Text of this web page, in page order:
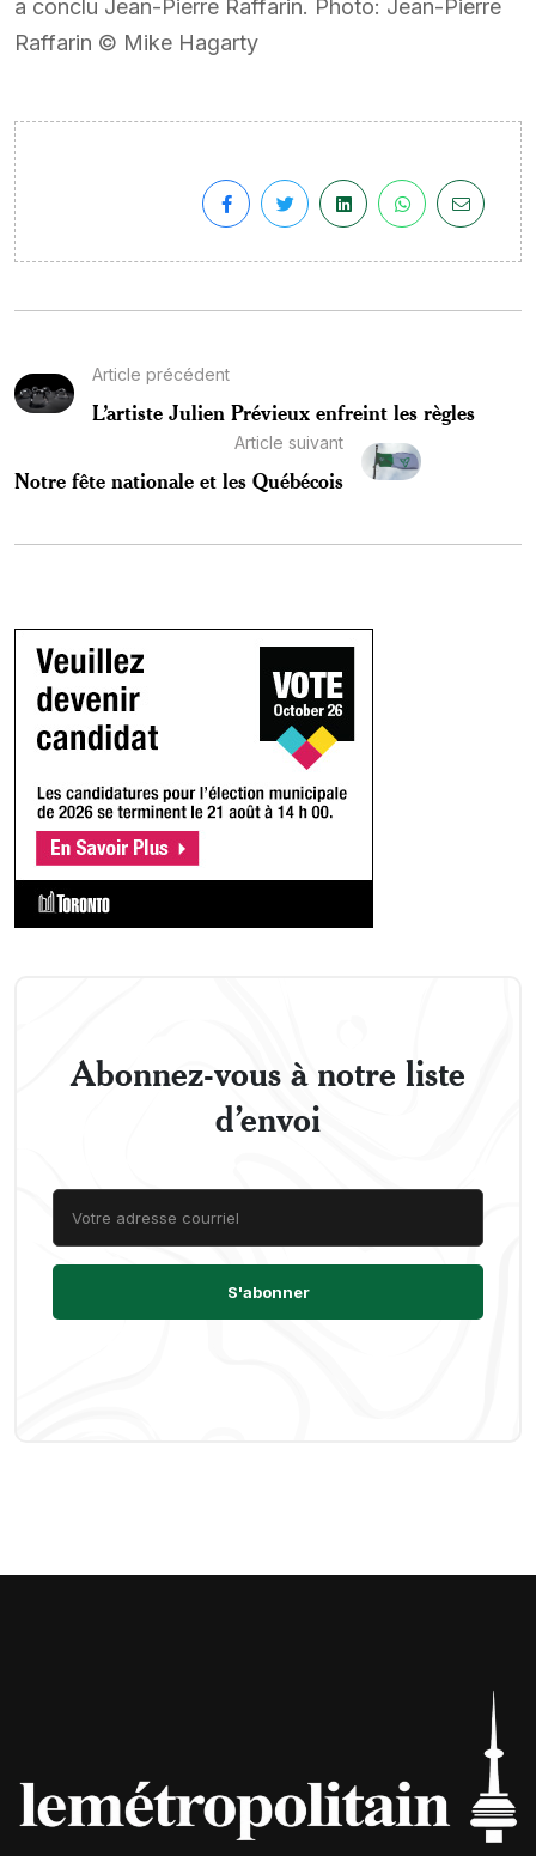
a conclu Jean-Pierre Raffarin. Photo: Jean-Pierre
Raffarin © Mike Hagarty
Article précédent
L’artiste Julien Prévieux enfreint les règles
Article suivant
Notre fête nationale et les Québécois
Abonnez-vous à notre liste
d’envoi